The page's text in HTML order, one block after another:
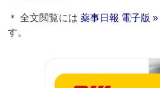
＊ 全文閲覧には薬事日報 電子版 »
す。